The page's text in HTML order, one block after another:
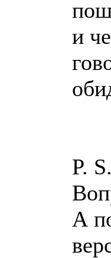
и
P.
А